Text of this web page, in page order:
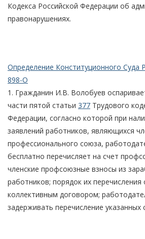
Кодекса Российской Федерации об
правонарушениях.
Определение Конституционного Суда
898-О
1. Гражданин И.В. Волобуев
части пятой статьи 377 Трудового
Федерации, согласно которой при
заявлений работников, являющихся
профессионального союза,
бесплатно перечисляет на счет
членские профсоюзные взносы из
работников; порядок их перечисления
коллективным договором;
задерживать перечисление указанных